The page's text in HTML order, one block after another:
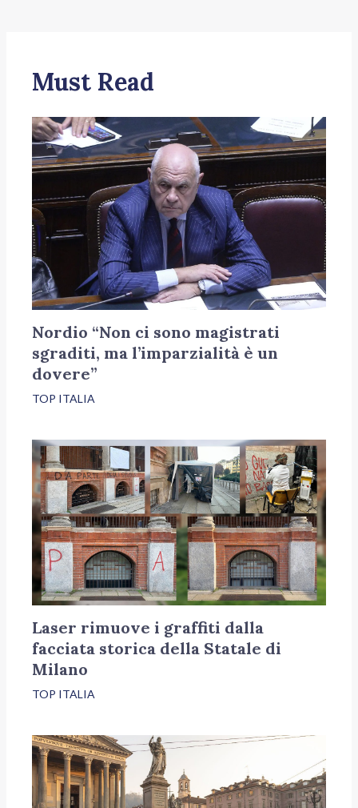
Must Read
Nordio “Non ci sono magistrati
sgraditi, ma l’imparzialità è un
dovere”
TOP ITALIA
Laser rimuove i graffiti dalla
facciata storica della Statale di
Milano
TOP ITALIA